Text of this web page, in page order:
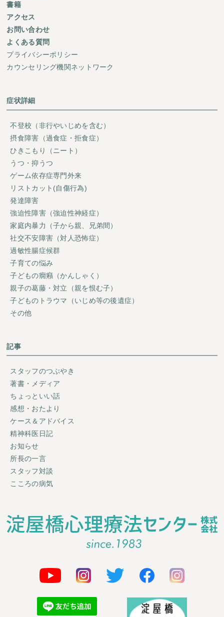
書籍
アクセス
お問い合わせ
よくある質問
プライバシーポリシー
カウンセリング機関ネットワーク
症状詳細
不登校（非行やいじめを含む）
摂食障害（過食症・拒食症）
ひきこもり（ニート）
うつ・抑うつ
ゲーム依存症専門外来
リストカット(自傷行為)
発達障害
強迫性障害（強迫性神経症）
家庭内暴力（子から親、兄弟間）
社交不安障害（対人恐怖症）
過敏性腸症候群
子育ての悩み
子どもの癇癪（かんしゃく）
親子の葛藤・対立（親を恨む子）
子どものトラウマ（いじめ等の後遺症）
その他
記事
スタッフのつぶやき
著書・メディア
ちょっといい話
感想・おたより
ケース＆アドバイス
精神科医日記
お知らせ
所長の一言
スタッフ対談
こころの病気